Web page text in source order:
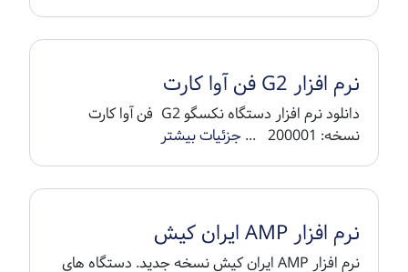
نرم افزار G2 فن آوا کارت
دانلود نرم افزار دستگاه نکسگو G2 فن آوا کارت
نسخه: 200001 ...
جزئیات بیشتر
نرم افزار AMP ایران کیش
نرم افزار AMP ایران کیش نسخه جدید. دستگاه های